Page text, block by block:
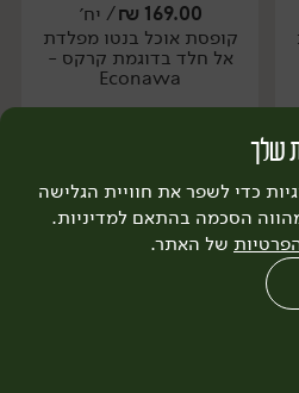
169.00
₪/ יח׳
קופסת אוכל בנטו מפלדת
אל חלד בדוגמת קרקס -
Econawa
שלך
כדי לשפר את חוויית הגלישה
הסכמה בהתאם למדיניות.
של האתר.